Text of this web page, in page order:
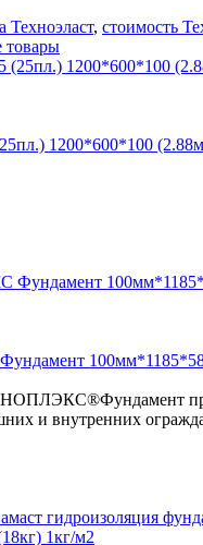
Техноэласт, стоимость
товары
1200*600*100
и внутренних